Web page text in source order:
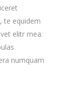
te equidem
elitr mea.
numquam